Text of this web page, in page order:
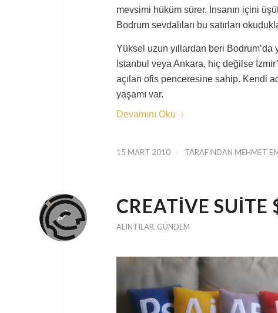
mevsimi hüküm sürer. İnsanın içini
Bodrum sevdalıları bu satırları
Yüksel uzun yıllardan beri
İstanbul veya Ankara, hiç değilse
açılan ofis penceresine sahip. Kendi
yaşamı var.
Devamını Oku
15 MART 2010 / TARAFINDAN MEHMET
CREATIVE SUITE
ALINTILAR, GÜNDEM